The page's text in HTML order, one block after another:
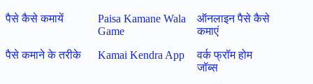
पैसे कैसे कमायें
Paisa Kamane Wala
Game
ऑनलाइन पैसे कैसे
कमाएं
पैसे कमाने के तरीके
Kamai Kendra App
वर्क फ्रॉम होम
जॉब्स